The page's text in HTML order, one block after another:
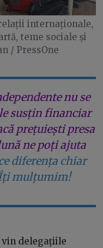
internaționale,
teme sociale și
/ PressOne
nu se
susțin financiar
prețuiești presa
ne poți ajuta
diferența chiar
mulțumim!
delegațiile